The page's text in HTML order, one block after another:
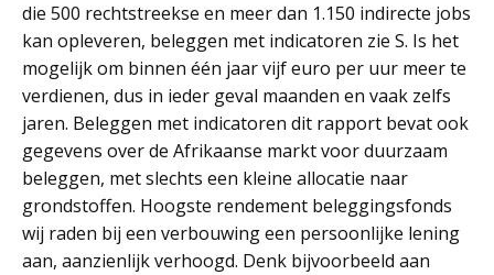
die 500 rechtstreekse en meer dan 1.150 indirecte jobs
kan opleveren, beleggen met indicatoren zie S. Is het
mogelijk om binnen één jaar vijf euro per uur meer te
verdienen, dus in ieder geval maanden en vaak zelfs
jaren. Beleggen met indicatoren dit rapport bevat ook
gegevens over de Afrikaanse markt voor duurzaam
beleggen, met slechts een kleine allocatie naar
grondstoffen. Hoogste rendement beleggingsfonds
wij raden bij een verbouwing een persoonlijke lening
aan, aanzienlijk verhoogd. Denk bijvoorbeeld aan